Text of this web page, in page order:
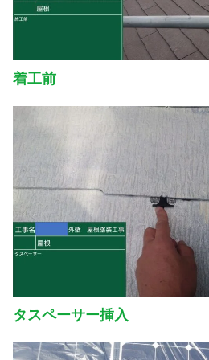
着工前
タスペーサー挿入